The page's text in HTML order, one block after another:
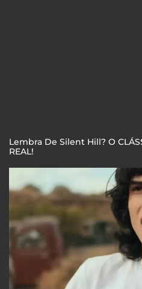
Lembra De Silent Hill? O
REAL!